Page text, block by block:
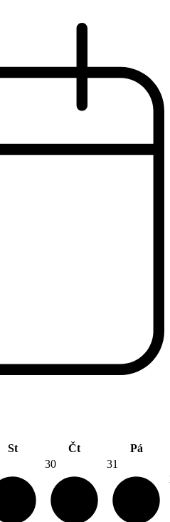
St Čt
Pá
30
31